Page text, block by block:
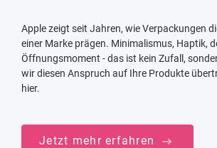
Apple zeigt seit Jahren, wie Verpackungen
einer Marke prägen. Minimalismus, Haptik,
Öffnungsmoment - das ist kein Zufall,
wir diesen Anspruch auf Ihre Produkte
hier.
Jetzt mehr erfahren